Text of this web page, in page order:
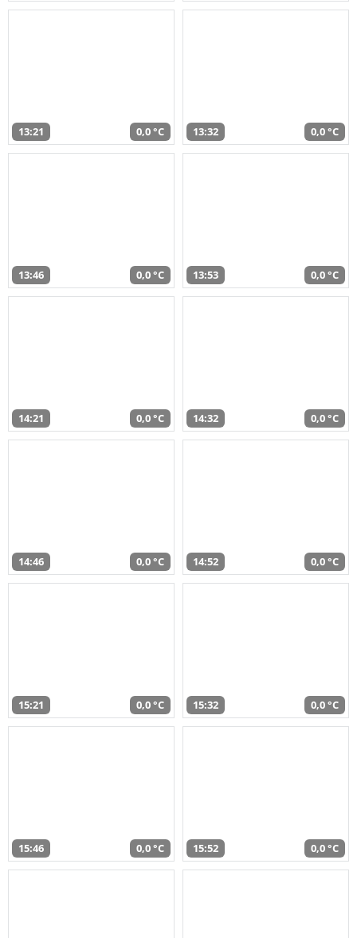
13:21 0,0 °C 13:32 0,0 °C
13:46 0,0 °C 13:53 0,0 °C
14:21 0,0 °C 14:32 0,0 °C
14:46 0,0 °C 14:52 0,0 °C
15:21 0,0 °C 15:32 0,0 °C
15:46 0,0 °C 15:52 0,0 °C